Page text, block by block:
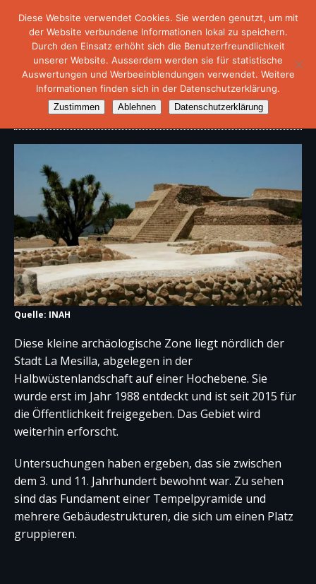
Archäologische Stätte „El Pañhú“
Quelle: INAH
Diese kleine archäologische Zone liegt nördlich der
Stadt La Mesilla, abgelegen in der
Halbwüstenlandschaft auf einer Hochebene. Sie
wurde erst im Jahr 1988 entdeckt und ist seit 2015 für
die Öffentlichkeit freigegeben. Das Gebiet wird
weiterhin erforscht.
Untersuchungen haben ergeben, das sie zwischen
dem 3. und 11. Jahrhundert bewohnt war. Zu sehen
sind das Fundament einer Tempelpyramide und
mehrere Gebäudestrukturen, die sich um einen Platz
gruppieren.
Diese Website verwendet Cookies. Sie werden genutzt, um mit
der Website verbundene Informationen lokal zu speichern.
Durch den Einsatz erhöht sich die Benutzerfreundlichkeit
unserer Website. Ausserdem werden sie für statistische
Auswertungen und Werbeeinblendungen verwendet. Weitere
Informationen finden sich in der Datenschutzerklärung.
Zustimmen Ablehnen Datenschutzerklärung